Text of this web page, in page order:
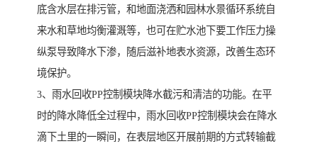
底含水层在排污管，和地面浇洒和园林水景循环系统自
来水和草地均衡灌溉等，也可在贮水池下要工作压力操
纵泵导致降水下渗，随后滋补地表水资源，改善生态环
境保护。
3、雨水回收PP控制模块降水截污和清洁的功能。在平
时的降水降低全过程中，雨水回收PP控制模块会在降水
滴下土里的一瞬间，在表层地区开展前期的方式转输截